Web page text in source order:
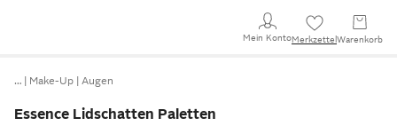
Mein KontoMerkzettel Warenkorb
… Make-Up Augen
Essence Lidschatten Paletten